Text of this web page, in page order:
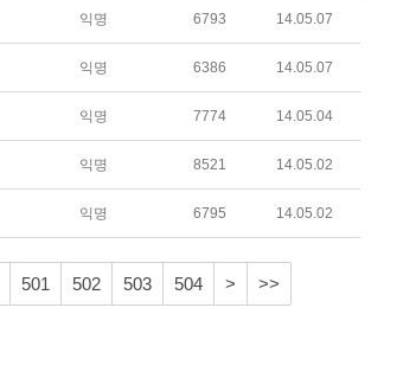
익명 6793 14.05.07
익명 6386 14.05.07
익명 7774 14.05.04
익명 8521 14.05.02
익명 6795 14.05.02
501 502 503 504 > >>